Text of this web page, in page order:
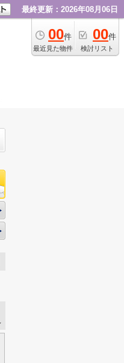
最終更新：2026年08月06日
00件
最近見た物件
00件
検討リスト